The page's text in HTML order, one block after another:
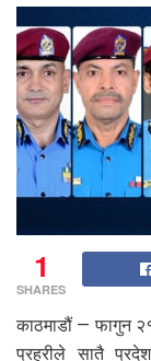
1
SHARES
काठमाडौं — फागुन २१
प्रहरीले सातै